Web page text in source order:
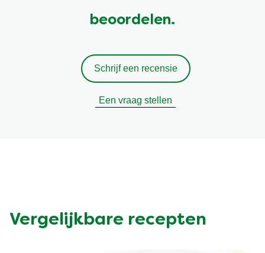
beoordelen.
Schrijf een recensie
Een vraag stellen
Vergelijkbare recepten